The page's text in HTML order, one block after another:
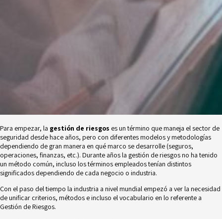
Para empezar, la gestión de riesgos es un término que maneja el sector de
seguridad desde hace años, pero con diferentes modelos y metodologías
dependiendo de gran manera en qué marco se desarrolle (seguros,
operaciones, finanzas, etc.). Durante años la gestión de riesgos no ha tenido
un método común, incluso los términos empleados tenían distintos
significados dependiendo de cada negocio o industria.
Con el paso del tiempo la industria a nivel mundial empezó a ver la necesidad
de unificar criterios, métodos e incluso el vocabulario en lo referente a
Gestión de Riesgos.